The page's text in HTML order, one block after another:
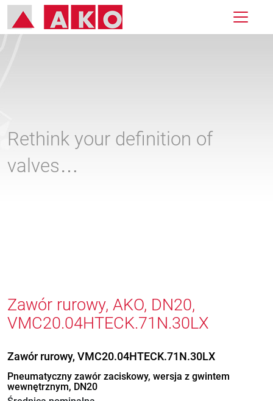
Rethink your definition of
valves…
Zawór rurowy, AKO, DN20,
VMC20.04HTECK.71N.30LX
Zawór rurowy, VMC20.04HTECK.71N.30LX
Pneumatyczny zawór zaciskowy, wersja z gwintem
wewnętrznym, DN20